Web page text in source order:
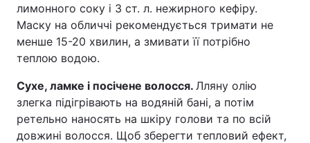
лимонного соку і 3 ст. л. нежирного кефіру.
Маску на обличчі рекомендується тримати не
менше 15-20 хвилин, а змивати її потрібно
теплою водою.
Сухе, ламке і посічене волосся. Лляну олію
злегка підігрівають на водяній бані, а потім
ретельно наносять на шкіру голови та по всій
довжині волосся. Щоб зберегти тепловий ефект,